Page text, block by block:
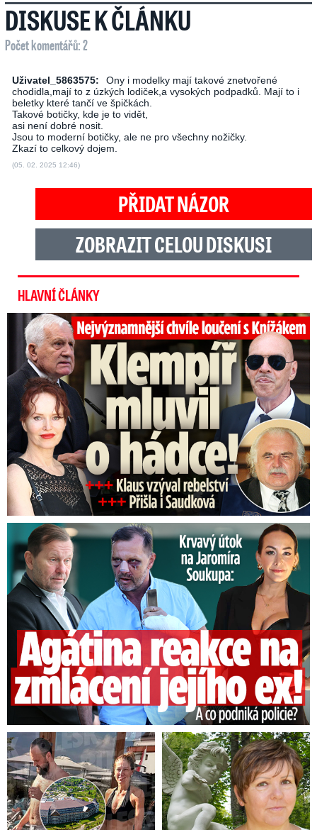
DISKUSE K ČLÁNKU
Počet komentářů: 2
Uživatel_5863575:
Ony i modelky mají takové znetvořené
chodidla,mají to z úzkých lodiček,a vysokých podpadků. Mají to i
beletky které tančí ve špičkách.
Takové botičky, kde je to vidět,
asi není dobré nosit.
Jsou to moderní botičky, ale ne pro všechny nožičky.
Zkazí to celkový dojem.
(05. 02. 2025 12:46)
PŘIDAT NÁZOR
ZOBRAZIT CELOU DISKUSI
HLAVNÍ ČLÁNKY
Top momenty pohřbu Knížáka: Dojatý Klempíř, Pospíšil s Medou
Útok na Jaromíra Soukupa: Reakce Agáty na zmlácení jejího ex